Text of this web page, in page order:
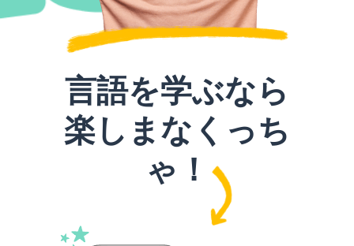
言語を学ぶなら
楽しまなくっち
ゃ！